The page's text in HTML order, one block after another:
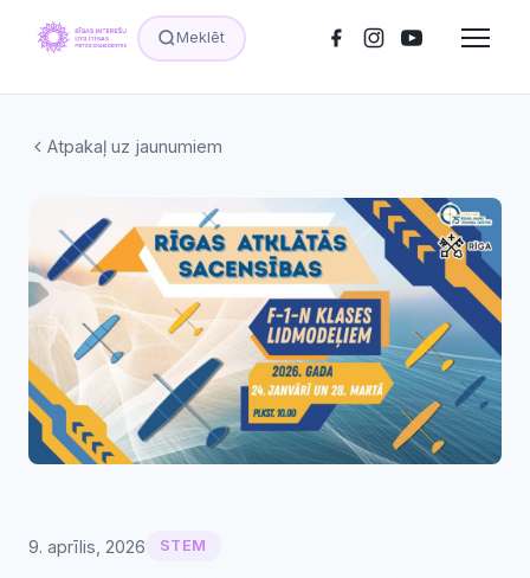
Meklēt
Atpakaļ uz jaunumiem
9. aprīlis, 2026 STEM